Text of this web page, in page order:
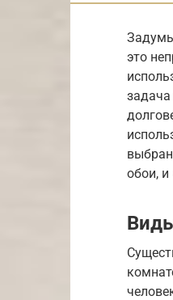
это
задача
обои,